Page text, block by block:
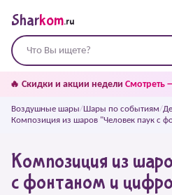
Sharkom.ru
🔥 Скидки и акции недели Смотреть
Воздушные шары/Шары по событиям/
Композиция из шаров "Человек паук с
Композиция из
с фонтаном и